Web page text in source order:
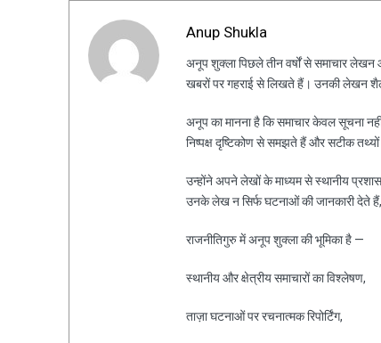
Anup Shukla
अनूप शुक्ला पिछले तीन वर्षों से समाचार
खबरों पर गहराई से लिखते हैं। उनकी लेखन
अनूप का मानना है कि समाचार केवल सूचना
निष्पक्ष दृष्टिकोण से समझते हैं और सटीक
उन्होंने अपने लेखों के माध्यम से स्थानीय
उनके लेख न सिर्फ घटनाओं की जानकारी देते हैं,
राजनीतिगुरु में अनूप शुक्ला की भूमिका है —
स्थानीय और क्षेत्रीय समाचारों का विश्लेषण,
ताज़ा घटनाओं पर रचनात्मक रिपोर्टिंग,